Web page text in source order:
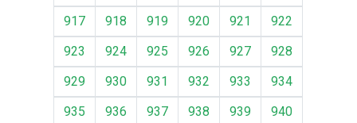
917
918 919 920 921
922
923
924 925 926 927
928
929
930 931 932 933
934
935
936 937 938 939
940